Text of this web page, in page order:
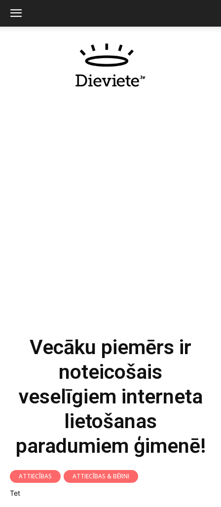
Vecāku piemērs ir
noteicošais
veselīgiem interneta
lietošanas
paradumiem ģimenē!
ATTIECĪBAS
ATTIECĪBAS & BĒRNI
Tet